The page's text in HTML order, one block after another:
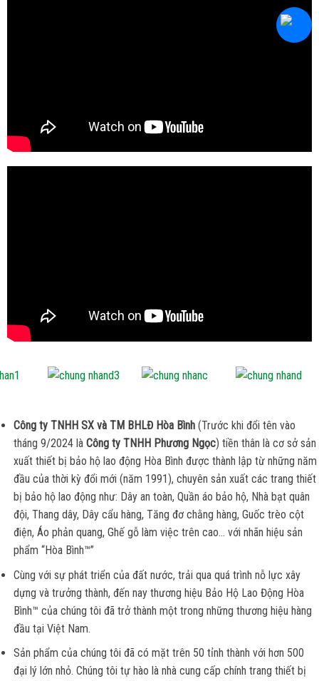
Công ty TNHH SX và TM BHLĐ Hòa Bình (Trước khi đổi tên vào
tháng 9/2024 là Công ty TNHH Phương Ngọc) tiền thân là cơ sở sản
xuất thiết bị bảo hộ lao động Hòa Bình được thành lập từ những năm
đầu của thời kỳ đổi mới (năm 1991), chuyên sản xuất các trang thiết
bị bảo hộ lao động như: Dây an toàn, Quần áo bảo hộ, Nhà bạt quân
đội, Thang dây, Dây cẩu hàng, Tăng đơ chằng hàng, Guốc trèo cột
điện, Áo phản quang, Ghế gỗ làm việc trên cao… với nhãn hiệu sản
phẩm “Hòa Bình™”
Cùng với sự phát triển của đất nước, trải qua quá trình nỗ lực xây
dựng và trưởng thành, đến nay thương hiệu Bảo Hộ Lao Động Hòa
Bình™ của chúng tôi đã trở thành một trong những thương hiệu hàng
đầu tại Việt Nam.
Sản phẩm của chúng tôi đã có mặt trên 50 tỉnh thành với hơn 500
đại lý lớn nhỏ. Chúng tôi tự hào là nhà cung cấp chính trang thiết bị